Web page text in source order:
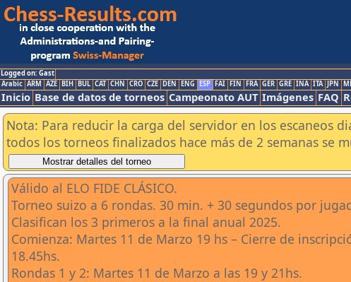
Logged on: Gast
Arabic ARM AZE BIH BUL CAT CHN CRO CZE DEN ENG ESP FAI FIN FRA GER GRE INA ITA JPN
Inicio Base de datos de torneos Campeonato AUT Imágenes FAQ
Nota: Para reducir la carga del servidor en los escaneos
todos los torneos finalizados hace más de 2 semanas se
Válido al ELO FIDE CLÁSICO.
Torneo suizo a 6 rondas. 30 min. + 30 segundos por
Clasifican los 3 primeros a la final anual 2025.
Comienza: Martes 11 de Marzo 19 hs – Cierre de
18.45hs.
Rondas 1 y 2: Martes 11 de Marzo a las 19 y 21hs.